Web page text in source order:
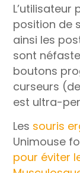
position de
ainsi les
sont
boutons
curseurs
est ultra-
Les souris
Unimouse
pour éviter